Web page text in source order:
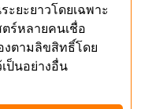
ยะยาวโดยเฉพาะ
ร์หลายคนเชื่อ
งตามลิขสิทธิ์โดย
ป็นอย่างอื่น